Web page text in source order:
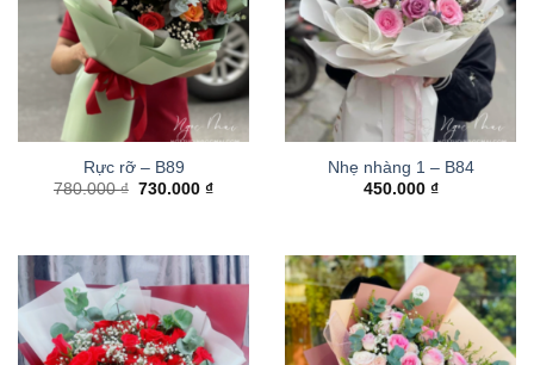
Rực rỡ – B89
780.000₫ Giá
730.000₫Giá
Nhẹ nhàng 1 – B84
450.000 ₫